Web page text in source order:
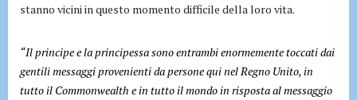
stanno vicini in questo momento difficile della loro vita.
“Il principe e la principessa sono entrambi enormemente toccati dai
gentili messaggi provenienti da persone qui nel Regno Unito, in
tutto il Commonwealth e in tutto il mondo in risposta al messaggio